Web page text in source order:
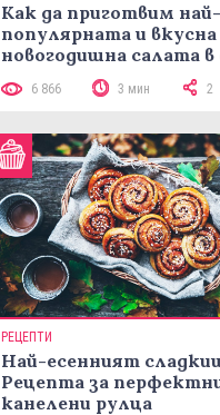
Как да приготвим най-
популярната и вкусна
новогодишна салата в
рецепта Мимоза
6 866 3 мин 2
РЕЦЕПТИ
Най-есенният
Рецепта за
канелени рулца